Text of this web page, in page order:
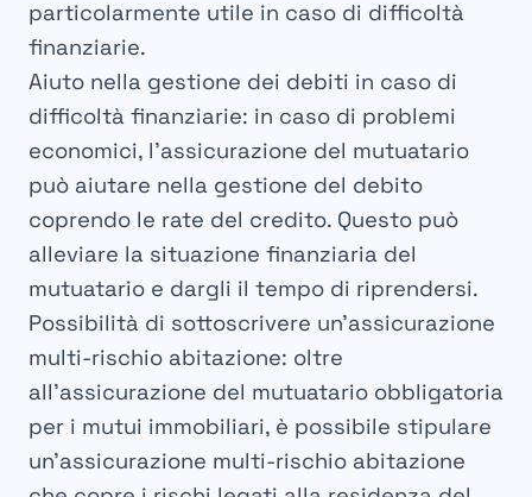
particolarmente utile in caso di difficoltà
finanziarie.
Aiuto nella gestione dei debiti in caso di
difficoltà finanziarie: in caso di problemi
economici, l’assicurazione del mutuatario
può aiutare nella gestione del debito
coprendo le rate del credito. Questo può
alleviare la situazione finanziaria del
mutuatario e dargli il tempo di riprendersi.
Possibilità di sottoscrivere un’assicurazione
multi-rischio abitazione: oltre
all’assicurazione del mutuatario obbligatoria
per i mutui immobiliari, è possibile stipulare
un’assicurazione multi-rischio abitazione